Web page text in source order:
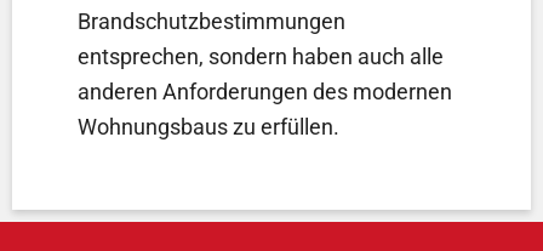
Brandschutzbestimmungen
entsprechen, sondern haben auch alle
anderen Anforderungen des modernen
Wohnungsbaus zu erfüllen.